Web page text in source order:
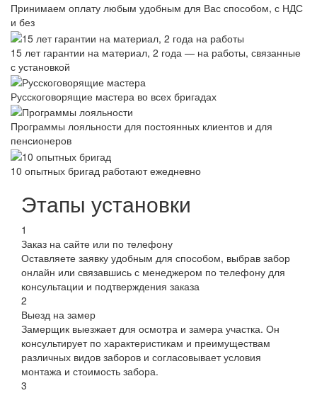
Принимаем оплату любым удобным для Вас способом, с НДС
и без
15 лет гарантии на материал, 2 года — на работы, связанные
с установкой
Русскоговорящие мастера во всех бригадах
Программы лояльности для постоянных клиентов и для
пенсионеров
10 опытных бригад работают ежедневно
Этапы установки
1
Заказ на сайте или по телефону
Оставляете заявку удобным для способом, выбрав забор
онлайн или связавшись с менеджером по телефону для
консультации и подтверждения заказа
2
Выезд на замер
Замерщик выезжает для осмотра и замера участка. Он
консультирует по характеристикам и преимуществам
различных видов заборов и согласовывает условия
монтажа и стоимость забора.
3